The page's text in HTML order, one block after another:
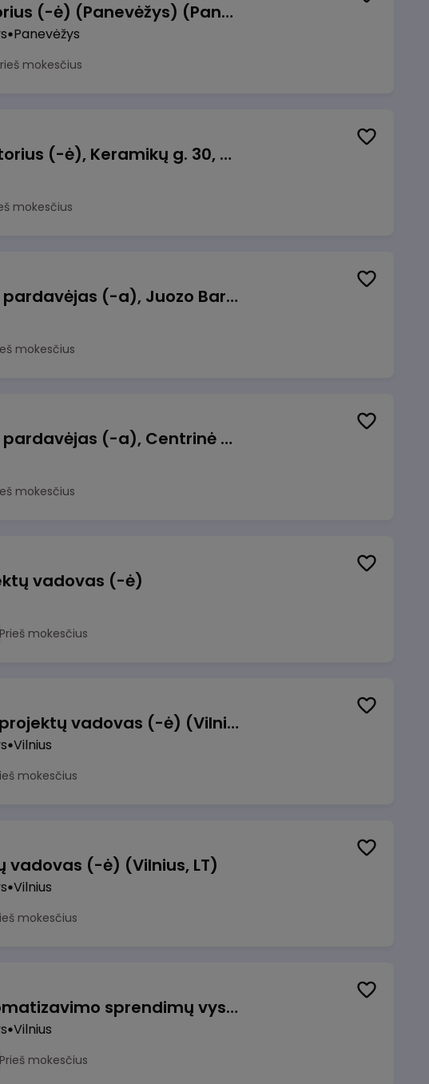
Manevrų operatorius (-ė) (Panevėžys) (Panevėžys, LT)
Panevėžys
mokesčius
Taromato operatorius (-ė), Keramikų g. 30, Neveronys
mokesčius
Kasininkas (-ė) - pardavėjas (-a), Juozo Bartašiaus g. 1, Utena
mokesčius
Kasininkas (-ė) - pardavėjas (-a), Centrinė g. 62, Galgiai
mokesčius
vadovas (-ė)
Prieš mokesčius
Transformacijos projektų vadovas (-ė) (Vilnius, LT)
Vilnius
mokesčius
vadovas (-ė) (Vilnius, LT)
Vilnius
mokesčius
Vyriausiasis automatizavimo sprendimų vystytojas (-a) (Vilnius, LT)
Vilnius
Prieš mokesčius